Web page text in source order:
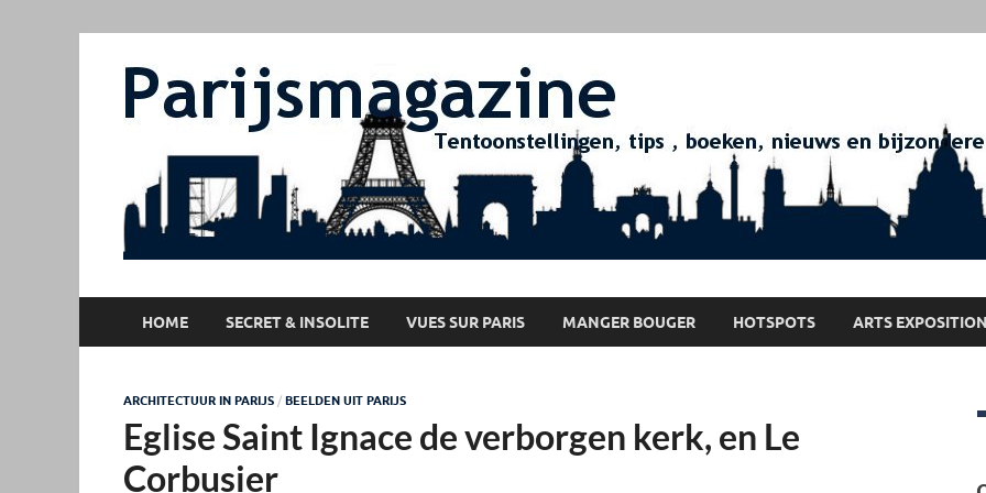
HOME SECRET & INSOLITE VUES SUR PARIS MANGER BOUGER HOTSPOTS ARTS
ARCHITECTUUR IN PARIJS / BEELDEN UIT PARIJS
Eglise Saint Ignace de verborgen kerk, en Le
Corbusier